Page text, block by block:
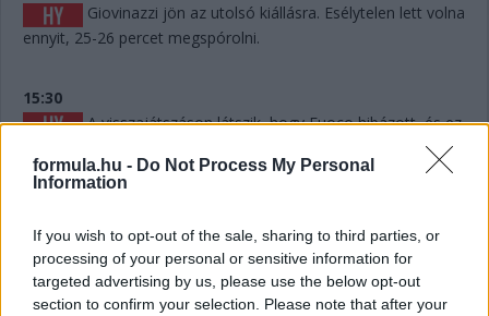
formula.hu - Do Not Process My Personal
Information
If you wish to opt-out of the sale, sharing to third parties, or
processing of your personal or sensitive information for
targeted advertising by us, please use the below opt-out
section to confirm your selection. Please note that after your
Giovinazzi jön az utolsó kiállásra. Esélytelen lett volna
ennyit, 25-26 percet megspórolni.
15:30
A visszajátszáson látszik, hogy Fuoco hibázott, és ez
akár pozícióba is kerülhet, hiszen mintegy 6-7 másodpercet
eldobott. Persze hány olyan Le Mans volt a történelemben,
ahol 6-7 másodperc számított egy dobogós helyen...? Kevés.
15:29
Giovinazzi 42-vel vezet Kubica előtt, és jöhet majd
egy rövid utolsó kiállásra mindjárt.